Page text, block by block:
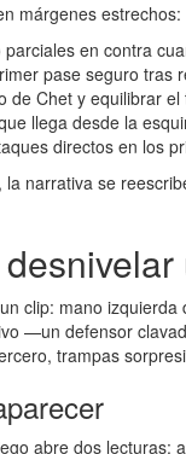
márgenes estrechos:
en contra
pase seguro tras
de Chet y equilibrar el
llega desde la
directos en los
narrativa se
clip: mano
—un defensor
trampas
abre dos